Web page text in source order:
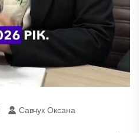
Савчук Оксана